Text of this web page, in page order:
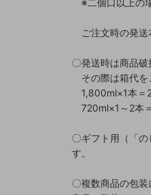
※二個口以上の
ご注文時の発送
〇発送時は商品
その際は箱代を
1,800ml×1本＝
720ml×1～2本
〇ギフト用（「
す。
〇複数商品の包装